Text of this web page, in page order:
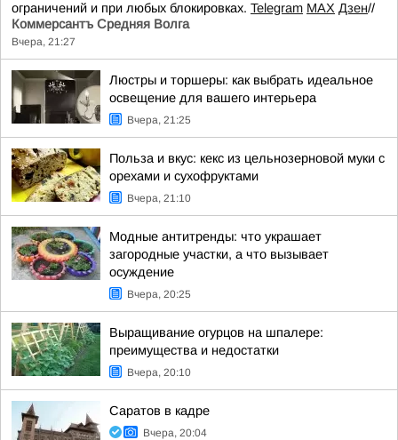
ограничений и при любых блокировках. Telegram MAX Дзен//
Коммерсантъ Средняя Волга
Вчера, 21:27
Люстры и торшеры: как выбрать идеальное
освещение для вашего интерьера
Вчера, 21:25
Польза и вкус: кекс из цельнозерновой муки с
орехами и сухофруктами
Вчера, 21:10
Модные антитренды: что украшает
загородные участки, а что вызывает
осуждение
Вчера, 20:25
Выращивание огурцов на шпалере:
преимущества и недостатки
Вчера, 20:10
Саратов в кадре
Вчера, 20:04